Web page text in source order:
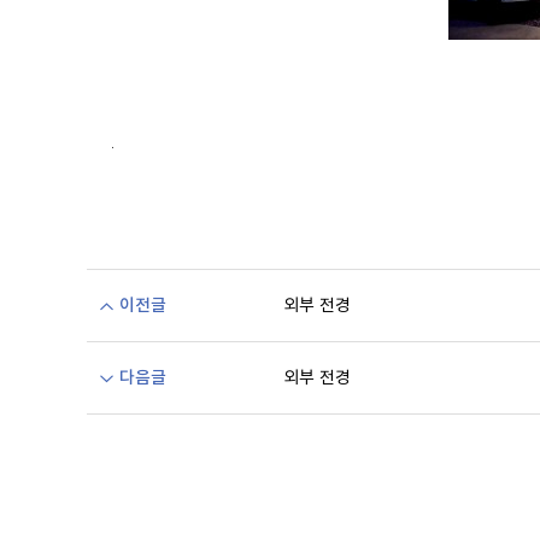
.
이전글 외부 전경
다음글 외부 전경